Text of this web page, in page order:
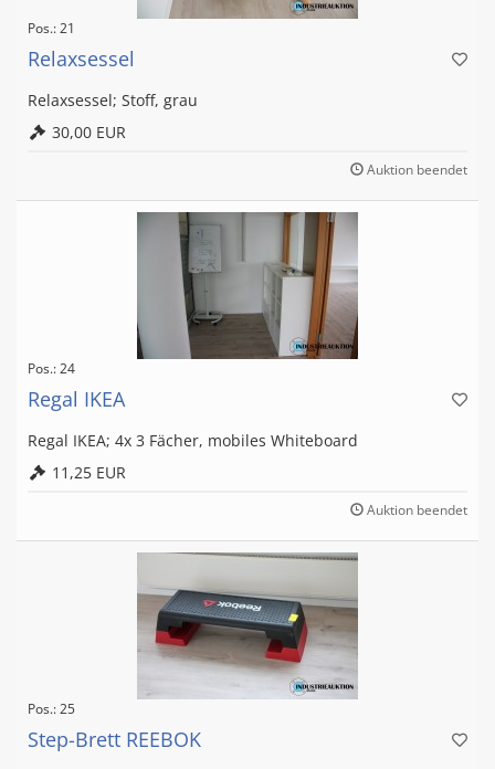
Pos.: 21
Relaxsessel
Relaxsessel; Stoff, grau
30,00 EUR
Auktion beendet
Pos.: 24
Regal IKEA
Regal IKEA; 4x 3 Fächer, mobiles Whiteboard
11,25 EUR
Auktion beendet
Pos.: 25
Step-Brett REEBOK